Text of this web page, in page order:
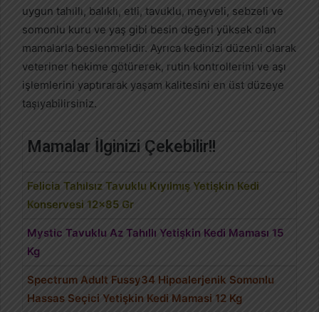
uygun tahıllı, balıklı, etli, tavuklu, meyveli, sebzeli ve
somonlu kuru ve yaş gibi besin değeri yüksek olan
mamalarla beslenmelidir. Ayrıca kedinizi düzenli olarak
veteriner hekime götürerek, rutin kontrollerini ve aşı
işlemlerini yaptırarak yaşam kalitesini en üst düzeye
taşıyabilirsiniz.
Mamalar İlginizi Çekebilir!!
Felicia Tahılsız Tavuklu Kıyılmış Yetişkin Kedi
Konservesi 12×85 Gr
Mystic Tavuklu Az Tahıllı Yetişkin Kedi Maması 15
Kg
Spectrum Adult Fussy34 Hipoalerjenik Somonlu
Hassas Seçici Yetişkin Kedi Mamasi 12 Kg